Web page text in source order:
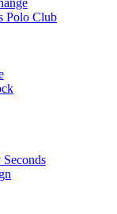
Polo Club